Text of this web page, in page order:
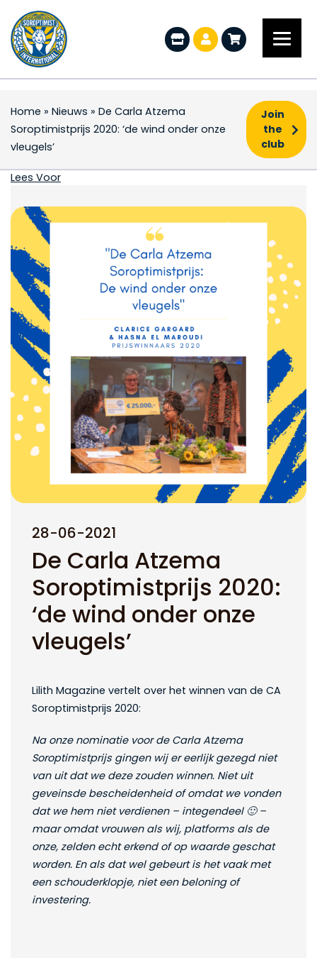
Home » Nieuws » De Carla Atzema
Soroptimistprijs 2020: ‘de wind onder onze
vleugels’
Join
the
club
De Carla Atzema
Lees Voor
28-06-2021
De Carla Atzema
Soroptimistprijs 2020:
‘de wind onder onze
vleugels’
Lilith Magazine vertelt over het winnen van de CA
Soroptimistprijs 2020:
Na onze nominatie voor de Carla Atzema
Soroptimistprijs gingen wij er eerlijk gezegd niet
van uit dat we deze zouden winnen. Niet uit
geveinsde bescheidenheid of omdat we vonden
dat we hem niet verdienen – integendeel 🙂 –
maar omdat vrouwen als wij, platforms als de
onze, zelden echt erkend of op waarde geschat
worden. En als dat wel gebeurt is het vaak met
een schouderklopje, niet een beloning of
investering.